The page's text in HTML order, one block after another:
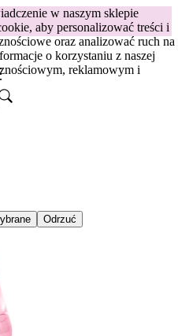
w naszym sklepie
aby personalizować treści i
oraz analizować ruch na
o korzystaniu z naszej
reklamowym i
Odrzuć